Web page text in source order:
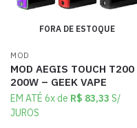
FORA DE ESTOQUE
MOD
MOD AEGIS TOUCH T200
200W – GEEK VAPE
EM ATÉ 6x de R$ 83,33 S/
JUROS